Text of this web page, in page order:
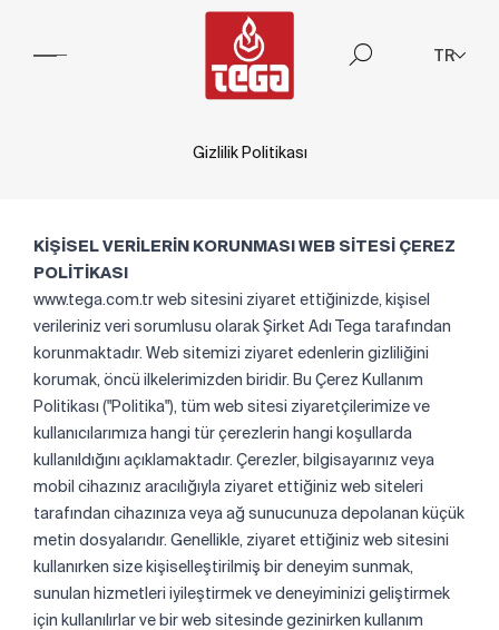
TR
Gizlilik Politikası
KİŞİSEL VERİLERİN KORUNMASI WEB SİTESİ ÇEREZ
POLİTİKASI
www.tega.com.tr web sitesini ziyaret ettiğinizde, kişisel
verileriniz veri sorumlusu olarak Şirket Adı Tega tarafından
korunmaktadır. Web sitemizi ziyaret edenlerin gizliliğini
korumak, öncü ilkelerimizden biridir. Bu Çerez Kullanım
Politikası ("Politika"), tüm web sitesi ziyaretçilerimize ve
kullanıcılarımıza hangi tür çerezlerin hangi koşullarda
kullanıldığını açıklamaktadır. Çerezler, bilgisayarınız veya
mobil cihazınız aracılığıyla ziyaret ettiğiniz web siteleri
tarafından cihazınıza veya ağ sunucunuza depolanan küçük
metin dosyalarıdır. Genellikle, ziyaret ettiğiniz web sitesini
kullanırken size kişiselleştirilmiş bir deneyim sunmak,
sunulan hizmetleri iyileştirmek ve deneyiminizi geliştirmek
için kullanılırlar ve bir web sitesinde gezinirken kullanım